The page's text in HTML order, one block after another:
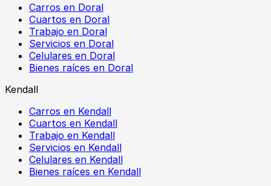
Carros en Doral
Cuartos en Doral
Trabajo en Doral
Servicios en Doral
Celulares en Doral
Bienes raíces en Doral
Kendall
Carros en Kendall
Cuartos en Kendall
Trabajo en Kendall
Servicios en Kendall
Celulares en Kendall
Bienes raíces en Kendall